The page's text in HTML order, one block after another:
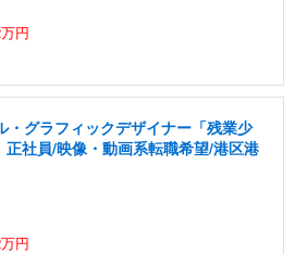
円
・グラフィックデザイナー「残業少
社員/映像・動画系転職希望/港区港
円